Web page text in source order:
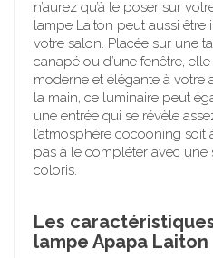
n’aurez qu’à le poser sur
lampe Laiton peut aussi être
votre salon. Placée sur une
canapé ou d’une fenêtre,
moderne et élégante à votre
la main, ce luminaire peut
une entrée qui se révèle
l’atmosphère cocooning soit
pas à le compléter avec
coloris.
Les
lampe Apapa Laiton